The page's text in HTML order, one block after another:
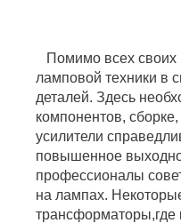
Помимо всех своих
ламповой техники в
деталей. Здесь
компонентов,
усилители
повышенное
профессионалы
на лампах.
трансформаторы,где